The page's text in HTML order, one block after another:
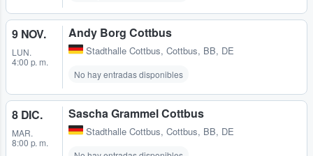
9 NOV.
LUN.
4:00 p. m.
Andy Borg Cottbus
Stadthalle Cottbus, Cottbus, BB, DE
No hay entradas disponibles
8 DIC.
MAR.
8:00 p. m.
Sascha Grammel Cottbus
Stadthalle Cottbus, Cottbus, BB, DE